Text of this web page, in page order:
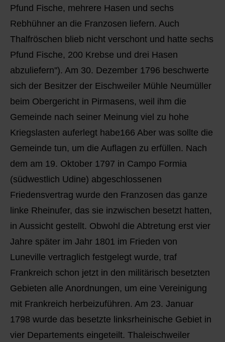
Pfund Fische, mehrere Hasen und sechs
Rebhühner an die Franzosen liefern. Auch
Thalfröschen blieb nicht verschont und hatte sechs
Pfund Fische, 200 Krebse und drei Hasen
abzuliefern''). Am 30. Dezember 1796 beschwerte
sich der Besitzer der Eischweiler Mühle Neumüller
beim Obergericht in Pirmasens, weil ihm die
Gemeinde nach seiner Meinung viel zu hohe
Kriegslasten auferlegt habe166 Aber was sollte die
Gemeinde tun, um die Auflagen zu erfüllen. Nach
dem am 19. Oktober 1797 in Campo Formia
(südwestlich Udine) abgeschlossenen
Friedensvertrag wurde den Franzosen das ganze
linke Rheinufer, das sie inzwischen besetzt hatten,
in Aussicht gestellt. Obwohl die Abtretung erst vier
Jahre später im Jahr 1801 im Frieden von
Luneville vertraglich festgelegt wurde, traf
Frankreich schon jetzt in den militärisch besetzten
Gebieten alle Anordnungen, um eine Vereinigung
mit Frankreich herbeizuführen. Am 23. Januar
1798 wurde das besetzte linksrheinische Gebiet in
vier Departements eingeteilt. Thaleischweiler